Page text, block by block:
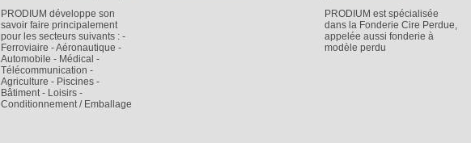
PRODIUM développe son
savoir faire principalement
pour les secteurs suivants : -
Ferroviaire - Aéronautique -
Automobile - Médical -
Télécommunication -
Agriculture - Piscines -
Bâtiment - Loisirs -
Conditionnement / Emballage
PRODIUM est spécialisée
dans la Fonderie Cire Perdue,
appelée aussi fonderie à
modèle perdu